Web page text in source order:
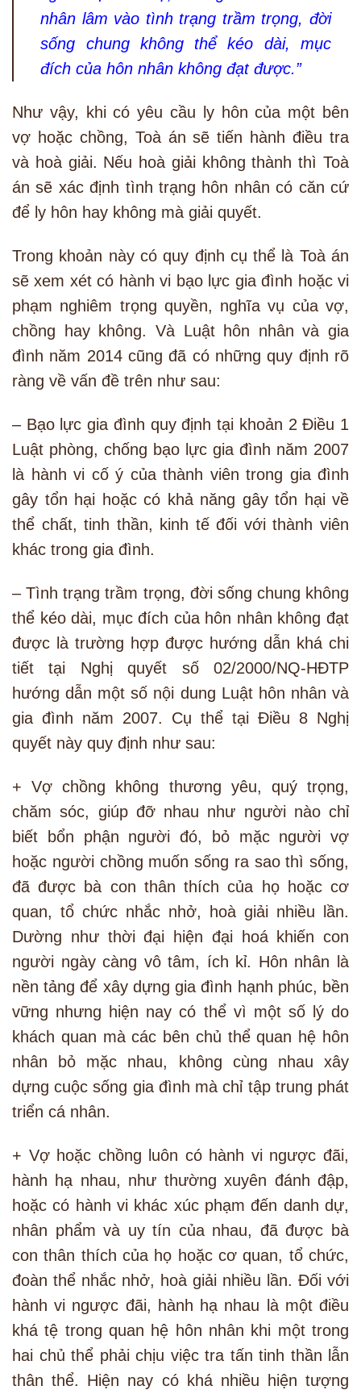
nhân lâm vào tình trạng trầm trọng, đời
sống chung không thể kéo dài, mục
đích của hôn nhân không đạt được.”
Như vậy, khi có yêu cầu ly hôn của một bên
vợ hoặc chồng, Toà án sẽ tiến hành điều tra
và hoà giải. Nếu hoà giải không thành thì Toà
án sẽ xác định tình trạng hôn nhân có căn cứ
để ly hôn hay không mà giải quyết.
Trong khoản này có quy định cụ thể là Toà án
sẽ xem xét có hành vi bạo lực gia đình hoặc vi
phạm nghiêm trọng quyền, nghĩa vụ của vợ,
chồng hay không. Và Luật hôn nhân và gia
đình năm 2014 cũng đã có những quy định rõ
ràng về vấn đề trên như sau:
– Bạo lực gia đình quy định tại khoản 2 Điều 1
Luật phòng, chống bạo lực gia đình năm 2007
là hành vi cố ý của thành viên trong gia đình
gây tổn hại hoặc có khả năng gây tổn hại về
thể chất, tinh thần, kinh tế đối với thành viên
khác trong gia đình.
– Tình trạng trầm trọng, đời sống chung không
thể kéo dài, mục đích của hôn nhân không đạt
được là trường hợp được hướng dẫn khá chi
tiết tại Nghị quyết số 02/2000/NQ-HĐTP
hướng dẫn một số nội dung Luật hôn nhân và
gia đình năm 2007. Cụ thể tại Điều 8 Nghị
quyết này quy định như sau:
+ Vợ chồng không thương yêu, quý trọng,
chăm sóc, giúp đỡ nhau như người nào chỉ
biết bổn phận người đó, bỏ mặc người vợ
hoặc người chồng muốn sống ra sao thì sống,
đã được bà con thân thích của họ hoặc cơ
quan, tổ chức nhắc nhở, hoà giải nhiều lần.
Dường như thời đại hiện đại hoá khiến con
người ngày càng vô tâm, ích kỉ. Hôn nhân là
nền tảng để xây dựng gia đình hạnh phúc, bền
vững nhưng hiện nay có thể vì một số lý do
khách quan mà các bên chủ thể quan hệ hôn
nhân bỏ mặc nhau, không cùng nhau xây
dựng cuộc sống gia đình mà chỉ tập trung phát
triển cá nhân.
+ Vợ hoặc chồng luôn có hành vi ngược đãi,
hành hạ nhau, như thường xuyên đánh đập,
hoặc có hành vi khác xúc phạm đến danh dự,
nhân phẩm và uy tín của nhau, đã được bà
con thân thích của họ hoặc cơ quan, tổ chức,
đoàn thể nhắc nhở, hoà giải nhiều lần. Đối với
hành vi ngược đãi, hành hạ nhau là một điều
khá tệ trong quan hệ hôn nhân khi một trong
hai chủ thể phải chịu việc tra tấn tinh thần lẫn
thân thể. Hiện nay có khá nhiều hiện tượng